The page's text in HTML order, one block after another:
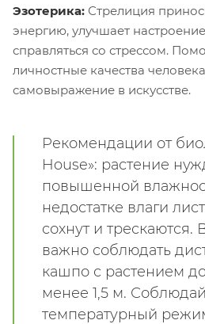
Эзотерика: Стрелиция
энергию, улучшает
справляться со стрессом.
личностные качества
самовыражение в искусстве.
Рекомендации от
House»: растение
повышенной
недостатке влаги
сохнут и
важно соблюдать
кашпо с растением
менее 1,5 м.
температурный